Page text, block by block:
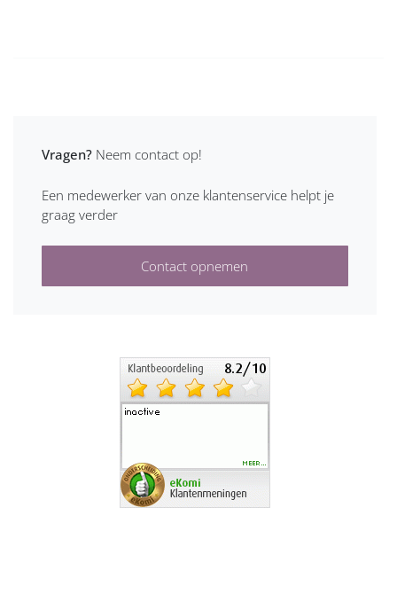
Vragen? Neem contact op!
Een medewerker van onze klantenservice helpt je
graag verder
Contact opnemen